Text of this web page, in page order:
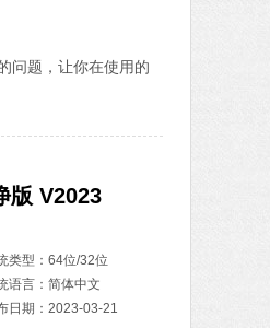
问题，让你在使用的
版 V2023
类型：64位/32位
语言：简体中文
日期：2023-03-21